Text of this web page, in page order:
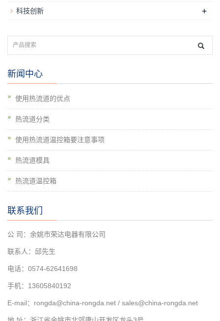
科技创新 +
新闻中心
使用热流道的优点
热流道分类
使用热流道温控箱要注意事项
热流道模具
热流道温控箱
联系我们
公 司：余姚市荣达电器有限公司
联系人：邱先生
电话：0574-62641698
手机：13605840192
E-mail：rongda@china-rongda.net / sales@china-rongda.net